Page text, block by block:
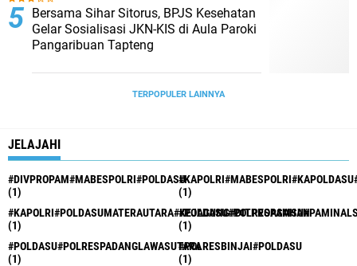
Bersama Sihar Sitorus, BPJS Kesehatan
Gelar Sosialisasi JKN-KIS di Aula Paroki
Pangaribuan Tapteng
TERPOPULER LAINNYA
JELAJAHI
#DIVPROPAM#MABESPOLRI#POLDASU
(1)
(1)
(1)
#POLDASU#POLRESASAHAN
(1)
#POLDASU#POLRESPADANGLAWASUTARA
(1)
#POLRESBINJAI#POLDASU
(1)